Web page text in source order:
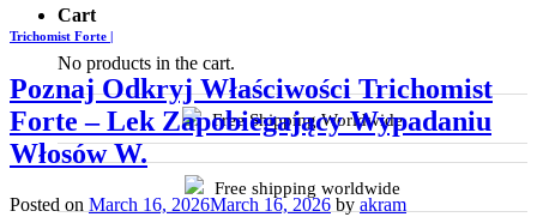
Cart
No products in the cart.
Free Shipping Worldwide
Free shipping worldwide
Trichomist Forte |
Poznaj Odkryj Właściwości Trichomist
Forte – Lek Zapobiegający Wypadaniu
Włosów W.
Posted on March 16, 2026March 16, 2026 by akram